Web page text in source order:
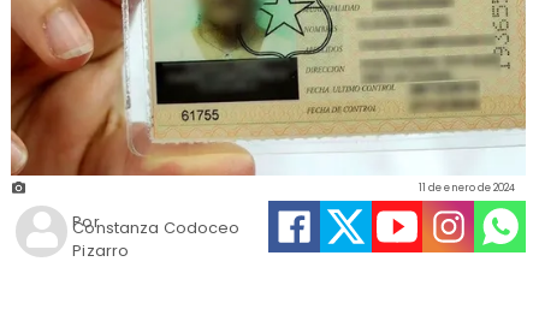
Constanza Codoceo
Pizarro
11 de enero de 2024
Por